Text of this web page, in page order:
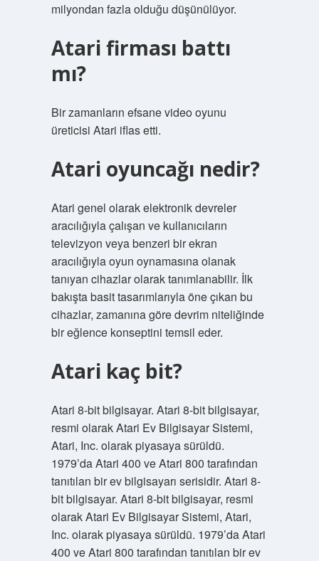
milyondan fazla olduğu düşünülüyor.
Atari firması battı
mı?
Bir zamanların efsane video oyunu
üreticisi Atari iflas etti.
Atari oyuncağı nedir?
Atari genel olarak elektronik devreler
aracılığıyla çalışan ve kullanıcıların
televizyon veya benzeri bir ekran
aracılığıyla oyun oynamasına olanak
tanıyan cihazlar olarak tanımlanabilir. İlk
bakışta basit tasarımlarıyla öne çıkan bu
cihazlar, zamanına göre devrim niteliğinde
bir eğlence konseptini temsil eder.
Atari kaç bit?
Atari 8-bit bilgisayar. Atari 8-bit bilgisayar,
resmi olarak Atari Ev Bilgisayar Sistemi,
Atari, Inc. olarak piyasaya sürüldü.
1979’da Atari 400 ve Atari 800 tarafından
tanıtılan bir ev bilgisayarı serisidir. Atari 8-
bit bilgisayar. Atari 8-bit bilgisayar, resmi
olarak Atari Ev Bilgisayar Sistemi, Atari,
Inc. olarak piyasaya sürüldü. 1979’da Atari
400 ve Atari 800 tarafından tanıtılan bir ev